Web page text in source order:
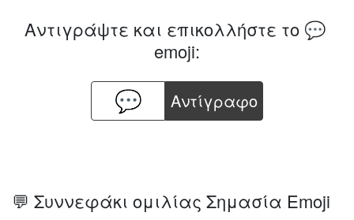
Αντιγράψτε και επικολλήστε το 💬
emoji:
Aντίγραφο
💬 Συννεφάκι ομιλίας Σημασία Emoji